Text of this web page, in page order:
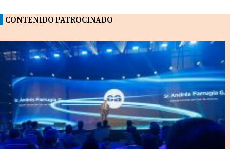
CONTENIDO PATROCINADO